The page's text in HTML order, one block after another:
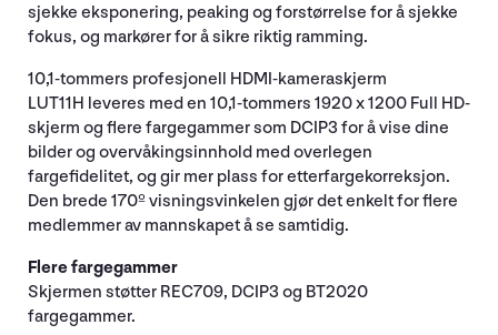
sjekke eksponering, peaking og forstørrelse for å sjekke
fokus, og markører for å sikre riktig ramming.
10,1-tommers profesjonell HDMI-kameraskjerm
LUT11H leveres med en 10,1-tommers 1920 x 1200 Full HD-
skjerm og flere fargegammer som DCIP3 for å vise dine
bilder og overvåkingsinnhold med overlegen
fargefidelitet, og gir mer plass for etterfargekorreksjon.
Den brede 170º visningsvinkelen gjør det enkelt for flere
medlemmer av mannskapet å se samtidig.
Flere fargegammer
Skjermen støtter REC709, DCIP3 og BT2020
fargegammer.